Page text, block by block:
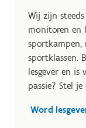
Wij zijn
monitoren en
sportkampen,
sportklassen.
lesgever en
passie? Stel
Word